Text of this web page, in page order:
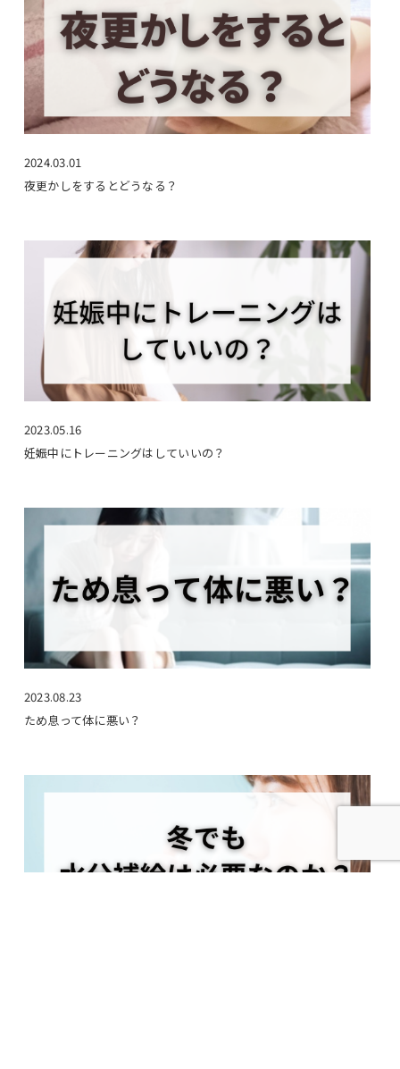
2024.03.01
夜更かしをするとどうなる？
2023.05.16
妊娠中にトレーニングはしていいの？
2023.08.23
ため息って体に悪い？